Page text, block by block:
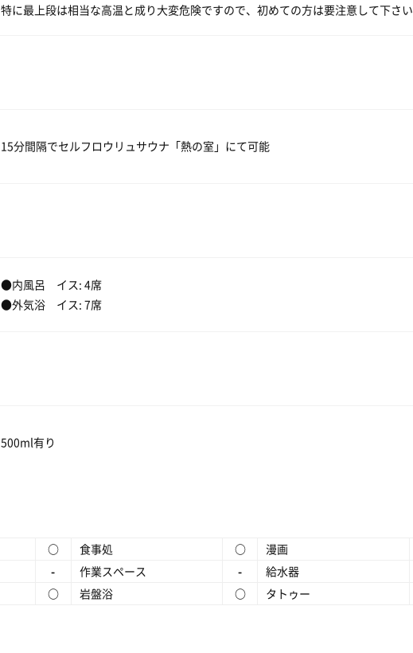
特に最上段は相当な高温と成り大変危険ですので、初めての方は要注意して下さい
15分間隔でセルフロウリュサウナ「熱の室」にて可能
●内風呂 イス: 4席
●外気浴 イス: 7席
500ml有り
○ 食事処 ○ 漫画
- 作業スペース - 給水器
○ 岩盤浴 ○ タトゥー